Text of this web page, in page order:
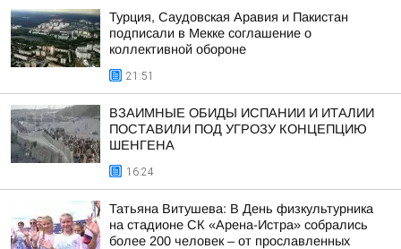
Турция, Саудовская Аравия и Пакистан
подписали в Мекке соглашение о
коллективной обороне
21:51
ВЗАИМНЫЕ ОБИДЫ ИСПАНИИ И ИТАЛИИ
ПОСТАВИЛИ ПОД УГРОЗУ КОНЦЕПЦИЮ
ШЕНГЕНА
16:24
Татьяна Витушева: В День физкультурника
на стадионе СК «Арена-Истра» собрались
более 200 человек – от прославленных